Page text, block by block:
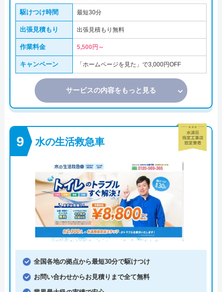
駆けつけ時間 最短30分
出張見積もり 出張見積もり無料
作業料金 5,500円～
キャンペーン 「ホームページを見た」で3,000円OFF
サービスの内容をもっと見る
水の生活救急車
全国各地の拠点から最短30分で駆けつけ
お問い合わせからお見積りまで全て無料